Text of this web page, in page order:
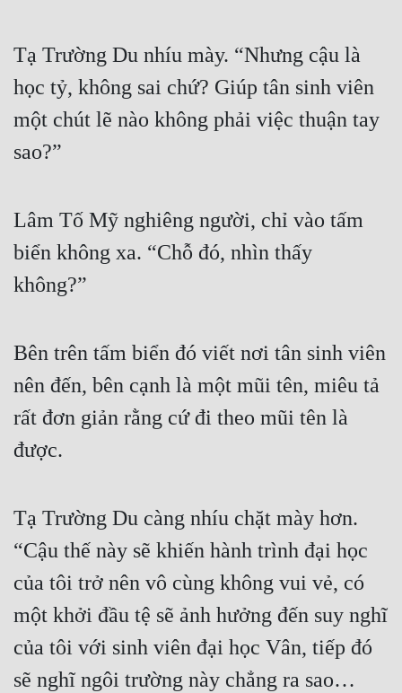
Kỳ Ảo
Linh Dị
Làm Giàu
Mạt Thế
Mỹ Thực
Ngược
Nữ Cường
Nữ Phụ
Phong Thủy - Tâm Linh
Phản Phái
Quan Trường
Sảng Văn
Tạ Trường Du nhíu mày. “Nhưng cậu là
học tỷ, không sai chứ? Giúp tân sinh viên
một chút lẽ nào không phải việc thuận tay
sao?”
Lâm Tố Mỹ nghiêng người, chỉ vào tấm
biển không xa. “Chỗ đó, nhìn thấy
không?”
Bên trên tấm biển đó viết nơi tân sinh viên
nên đến, bên cạnh là một mũi tên, miêu tả
rất đơn giản rằng cứ đi theo mũi tên là
được.
Tạ Trường Du càng nhíu chặt mày hơn.
“Cậu thế này sẽ khiến hành trình đại học
của tôi trở nên vô cùng không vui vẻ, có
một khởi đầu tệ sẽ ảnh hưởng đến suy nghĩ
của tôi với sinh viên đại học Vân, tiếp đó
sẽ nghĩ ngôi trường này chẳng ra sao…